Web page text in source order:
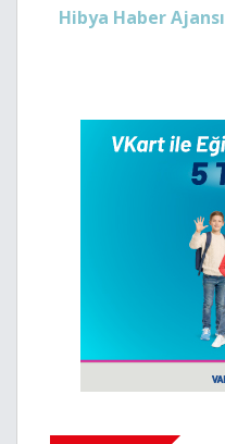
Hibya Haber Ajansı